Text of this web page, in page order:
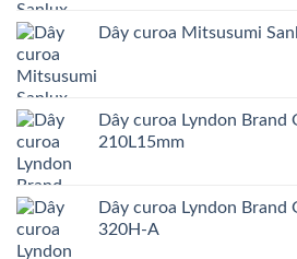
Dây curoa Mitsusumi
Dây curoa Lyndon Brand
210L15mm
Dây curoa Lyndon Brand
320H-A